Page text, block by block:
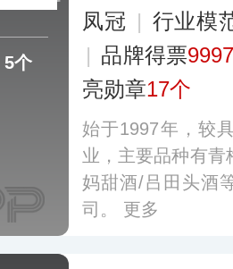
5个
凤冠 | 行业模
| 品牌得票
亮勋章17个
始于1997年，较
业，主要品种有
妈甜酒/吕田头酒
司。 更多